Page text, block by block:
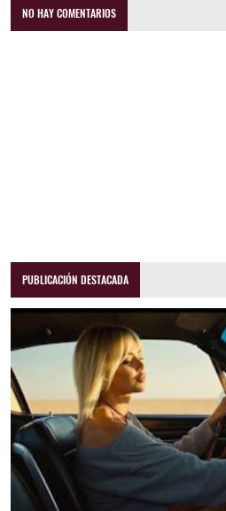
NO HAY COMENTARIOS
PUBLICACIÓN DESTACADA